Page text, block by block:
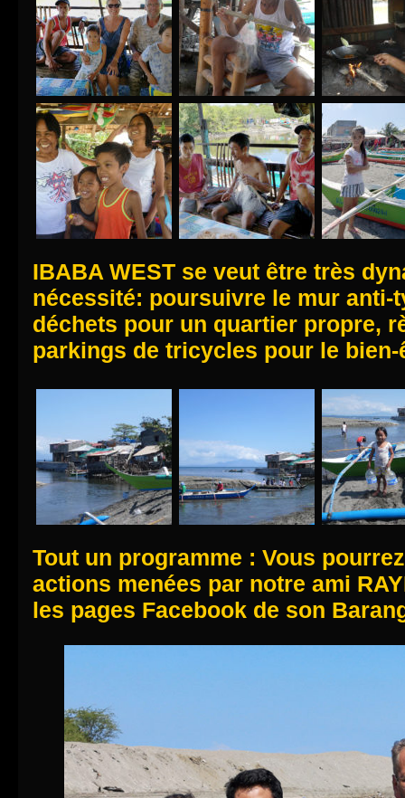
IBABA WEST se veut être très
nécessité: poursuivre le mur anti-
déchets pour un quartier propre,
parkings de tricycles pour le
Tout un programme : Vous
actions menées par notre ami
les pages Facebook de son